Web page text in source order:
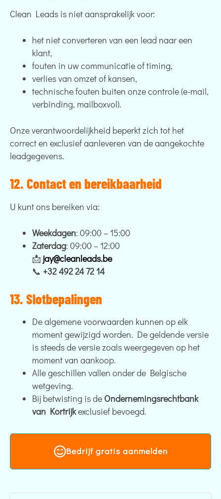
Clean Leads is niet aansprakelijk voor:
het niet converteren van een lead naar een
klant,
fouten in uw communicatie of timing,
verlies van omzet of kansen,
technische fouten buiten onze controle (e-mail,
verbinding, mailboxvol).
Onze verantwoordelijkheid beperkt zich tot het
correct en exclusief aanleveren van de aangekochte
leadgegevens.
12. Contact en bereikbaarheid
U kunt ons bereiken via:
Weekdagen: 09:00 – 15:00
Zaterdag: 09:00 – 12:00
📩 jay@cleanleads.be
📞 +32 492 24 72 14
13. Slotbepalingen
De algemene voorwaarden kunnen op elk
moment gewijzigd worden. De geldende versie
is steeds de versie zoals weergegeven op het
moment van aankoop.
Alle geschillen vallen onder de Belgische
wetgeving.
Bij betwisting is de Ondernemingsrechtbank
van Kortrijkexclusief bevoegd.
Bedrijf gratis aanmelden